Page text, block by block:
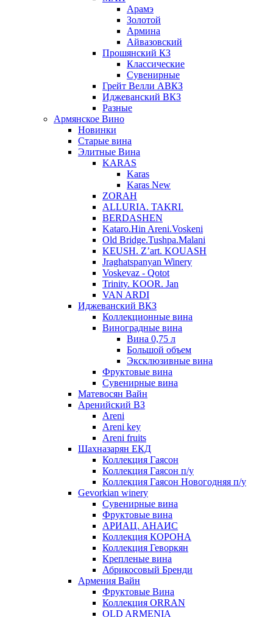
Арамэ
Золотой
Армина
Айвазовский
Прошянский КЗ
Классические
Сувенирные
Грейт Велли АВКЗ
Иджеванский ВКЗ
Разные
Армянское Вино
Новинки
Старые вина
Элитные Вина
KARAS
Karas
Karas New
ZORAH
ALLURIA. TAKRI.
BERDASHEN
Kataro.Hin Areni.Voskeni
Old Bridge.Tushpa.Malani
KEUSH. Z’art. KOUASH
Jraghatspanyan Winery
Voskevaz - Qotot
Trinity. KOOR. Jan
VAN ARDI
Иджеванский ВКЗ
Коллекционные вина
Виноградные вина
Вина 0,75 л
Большой объем
Эксклюзивные вина
Фруктовые вина
Cувенирные вина
Матевосян Вайн
Аренийский ВЗ
Areni
Areni key
Areni fruits
Шахназарян ЕКД
Коллекция Гаясон
Коллекция Гаясон п/у
Коллекция Гаясон Новогодняя п/у
Gevorkian winery
Сувенирные вина
Фруктовые вина
АРИАЦ. АНАИС
Коллекция КОРОНА
Коллекция Геворкян
Крепленые вина
Абрикосовый Бренди
Армения Вайн
Фруктовые Вина
Коллекция ORRAN
OLD ARMENIA